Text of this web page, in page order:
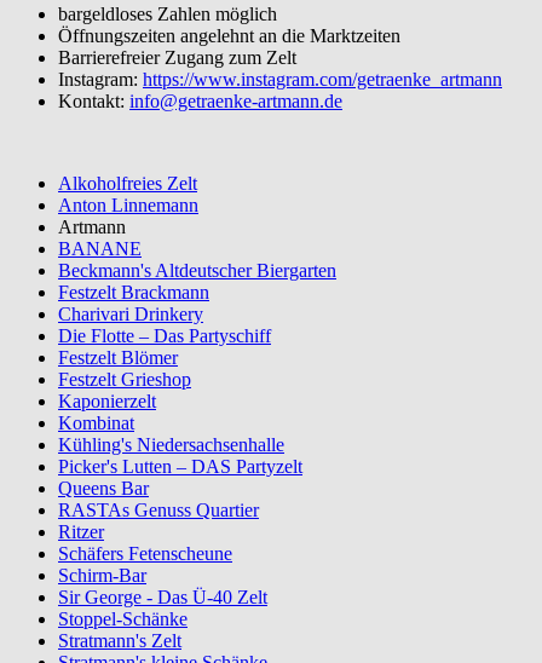
bargeldloses Zahlen möglich
Öffnungszeiten angelehnt an die Marktzeiten
Barrierefreier Zugang zum Zelt
Instagram: https://www.instagram.com/getraenke_artmann
Kontakt: info@getraenke-artmann.de
Alkoholfreies Zelt
Anton Linnemann
Artmann
BANANE
Beckmann's Altdeutscher Biergarten
Festzelt Brackmann
Charivari Drinkery
Die Flotte – Das Partyschiff
Festzelt Blömer
Festzelt Grieshop
Kaponierzelt
Kombinat
Kühling's Niedersachsenhalle
Picker's Lutten – DAS Partyzelt
Queens Bar
RASTAs Genuss Quartier
Ritzer
Schäfers Fetenscheune
Schirm-Bar
Sir George - Das Ü-40 Zelt
Stoppel-Schänke
Stratmann's Zelt